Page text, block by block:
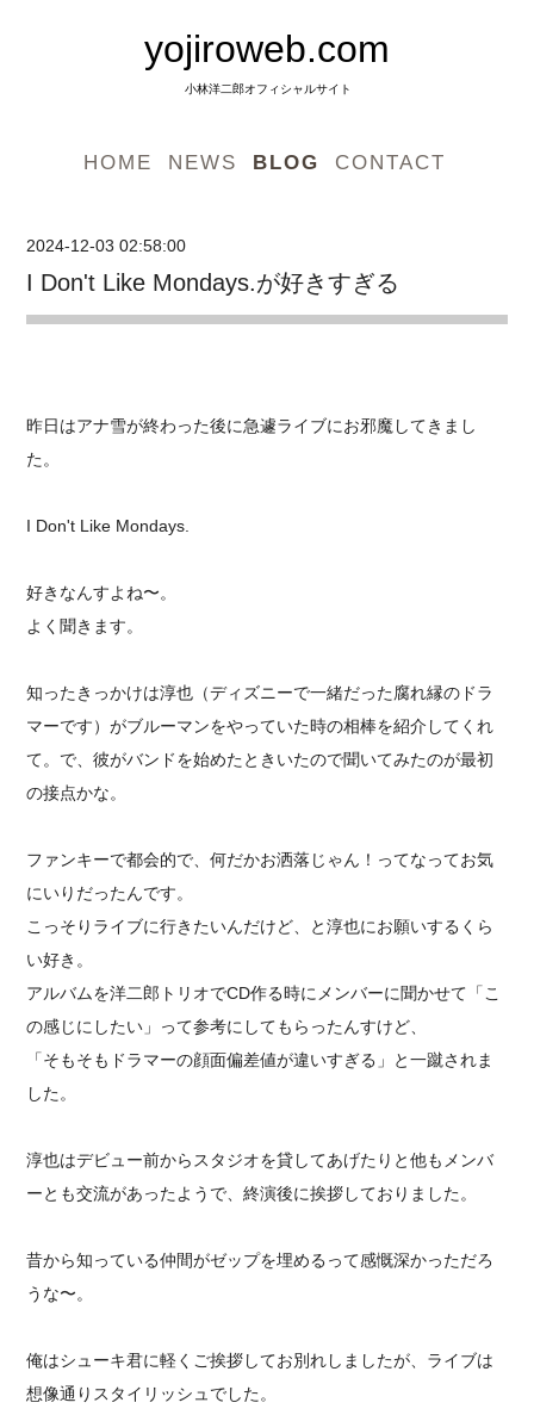
yojiroweb.com
小林洋二郎オフィシャルサイト
HOME NEWS BLOG CONTACT
2024-12-03 02:58:00
I Don't Like Mondays.が好きすぎる
昨日はアナ雪が終わった後に急遽ライブにお邪魔してきまし
た。
I Don't Like Mondays.
好きなんすよね〜。
よく聞きます。
知ったきっかけは淳也（ディズニーで一緒だった腐れ縁のドラ
マーです）がブルーマンをやっていた時の相棒を紹介してくれ
て。で、彼がバンドを始めたときいたので聞いてみたのが最初
の接点かな。
ファンキーで都会的で、何だかお洒落じゃん！ってなってお気
にいりだったんです。
こっそりライブに行きたいんだけど、と淳也にお願いするくら
い好き。
アルバムを洋二郎トリオでCD作る時にメンバーに聞かせて「こ
の感じにしたい」って参考にしてもらったんすけど、
「そもそもドラマーの顔面偏差値が違いすぎる」と一蹴されま
した。
淳也はデビュー前からスタジオを貸してあげたりと他もメンバ
ーとも交流があったようで、終演後に挨拶しておりました。
昔から知っている仲間がゼップを埋めるって感慨深かっただろ
うな〜。
俺はシューキ君に軽くご挨拶してお別れしましたが、ライブは
想像通りスタイリッシュでした。